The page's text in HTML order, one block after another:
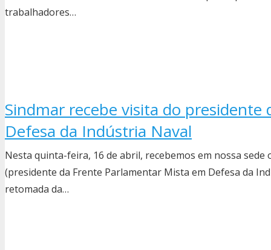
trabalhadores…
Sindmar recebe visita do
Defesa da Indústria Naval
Nesta quinta-feira, 16 de abril, recebemos em nossa
(presidente da Frente Parlamentar Mista em Defesa da
retomada da…